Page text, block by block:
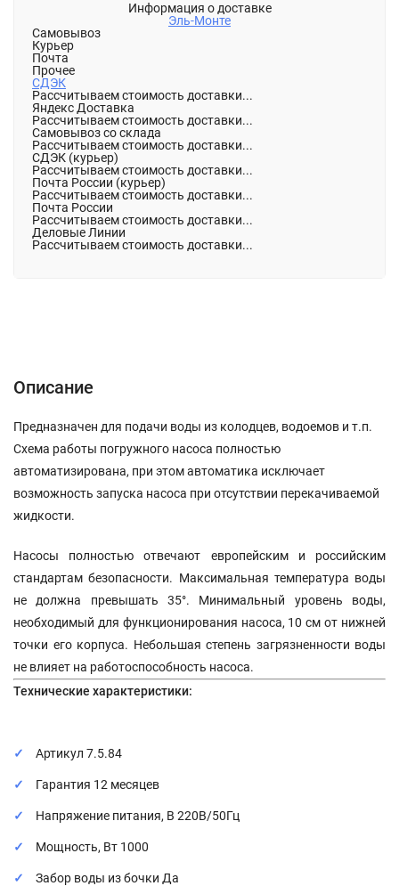
Информация о доставке
Эль-Монте
Самовывоз
Курьер
Почта
Прочее
СДЭК
Рассчитываем стоимость доставки...
Яндекс Доставка
Рассчитываем стоимость доставки...
Самовывоз со склада
Рассчитываем стоимость доставки...
СДЭК (курьер)
Рассчитываем стоимость доставки...
Почта России (курьер)
Рассчитываем стоимость доставки...
Почта России
Рассчитываем стоимость доставки...
Деловые Линии
Рассчитываем стоимость доставки...
Описание
Предназначен для подачи воды из колодцев, водоемов и т.п.
Схема работы погружного насоса полностью
автоматизирована, при этом автоматика исключает
возможность запуска насоса при отсутствии перекачиваемой
жидкости.
Насосы полностью отвечают европейским и российским
стандартам безопасности. Максимальная температура воды
не должна превышать 35°. Минимальный уровень воды,
необходимый для функционирования насоса, 10 см от нижней
точки его корпуса. Небольшая степень загрязненности воды
не влияет на работоспособность насоса.
Технические характеристики:
Артикул 7.5.84
Гарантия 12 месяцев
Напряжение питания, В 220В/50Гц
Мощность, Вт 1000
Забор воды из бочки Да